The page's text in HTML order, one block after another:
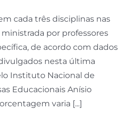
cada três disciplinas nas
ministrada por professores
de acordo com dados
nesta última
Instituto Nacional de
Educacionais Anísio
varia [...]